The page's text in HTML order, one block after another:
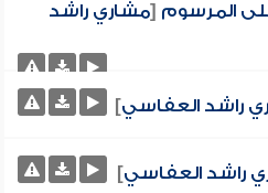
على المرسوم [مشاري راشد
راشد العفاسي]
راشد العفاسي]